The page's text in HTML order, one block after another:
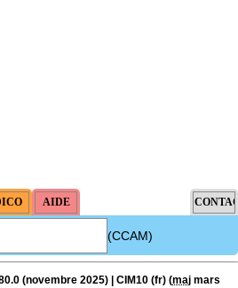
(CCAM)
(novembre 2025) | CIM10 (fr) (maj mars